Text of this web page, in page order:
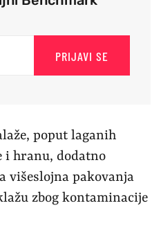
PRIJAVI SE
poput laganih
i hranu, dodatno
višeslojna pakovanja
zbog kontaminacije